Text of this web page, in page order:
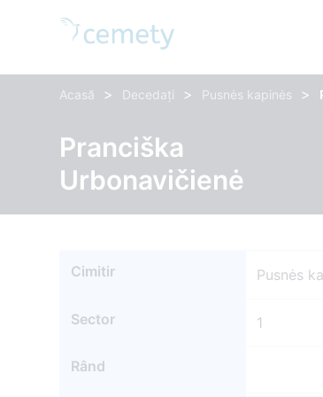
Acasă > Decedați > Pusnės kapinės >
Pranciška
Urbonavičienė
Cimitir Pusnės
Sector 1
Rând